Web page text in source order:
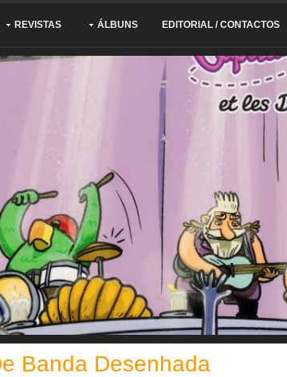
REVISTAS ÁLBUNS EDITORIAL / CONTACTOS
Banda Desenhada